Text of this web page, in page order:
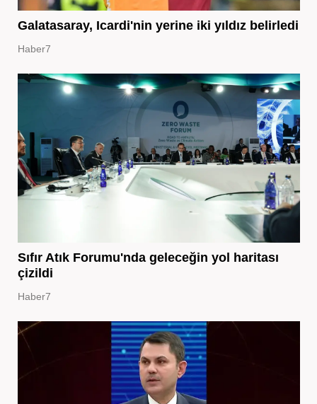
Galatasaray, Icardi'nin yerine iki yıldız belirledi
Haber7
Sıfır Atık Forumu'nda geleceğin yol haritası
çizildi
Haber7